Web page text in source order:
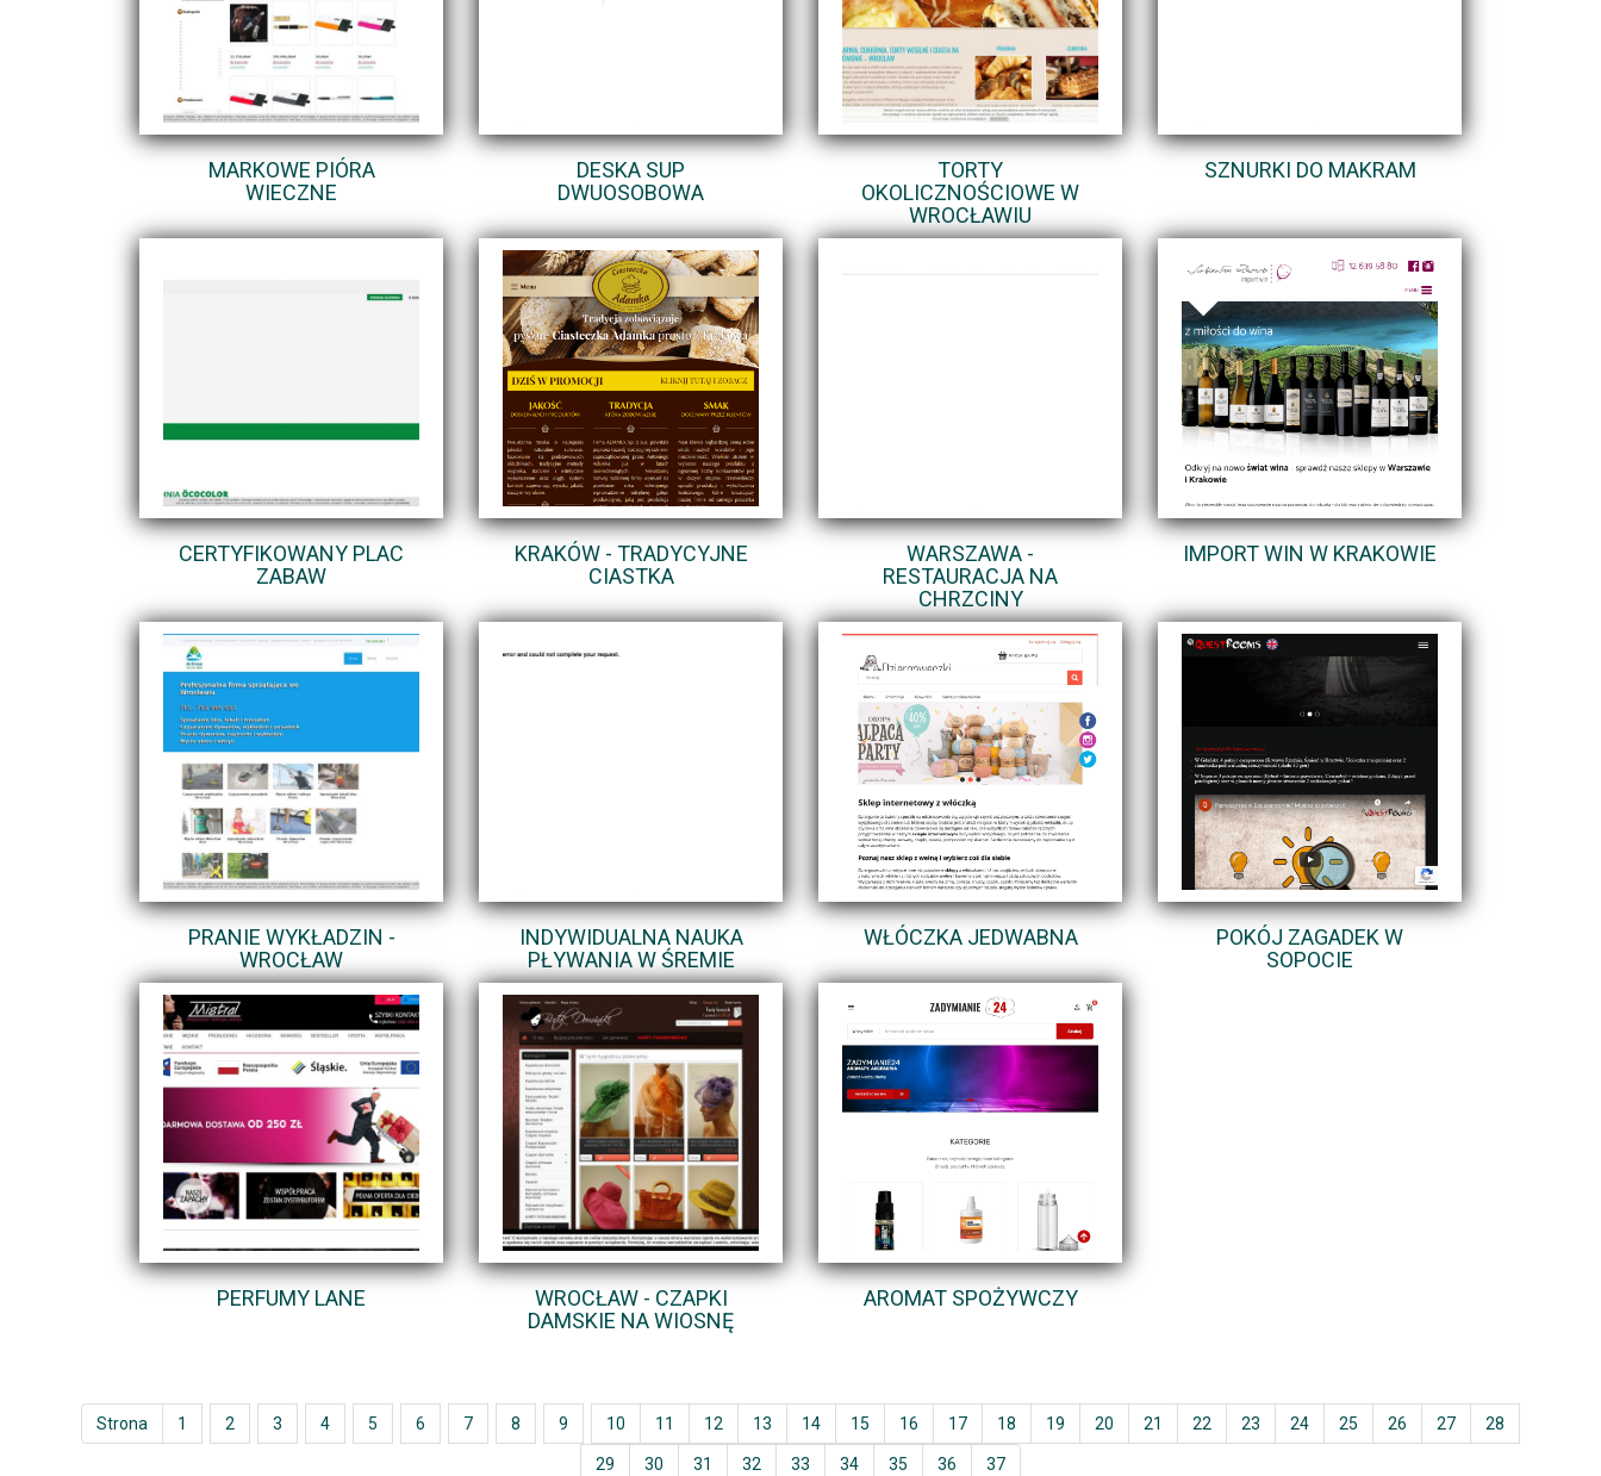
MARKOWE PIÓRA
WIECZNE
DESKA SUP
DWUOSOBOWA
TORTY
OKOLICZNOŚCIOWE W
WROCŁAWIU
SZNURKI DO MAKRAM
CERTYFIKOWANY PLAC
ZABAW
KRAKÓW - TRADYCYJNE
CIASTKA
WARSZAWA -
RESTAURACJA NA
CHRZCINY
IMPORT WIN W KRAKOWIE
PRANIE WYKŁADZIN -
WROCŁAW
INDYWIDUALNA NAUKA
PŁYWANIA W ŚREMIE
WŁÓCZKA JEDWABNA
POKÓJ ZAGADEK W
SOPOCIE
PERFUMY LANE
WROCŁAW - CZAPKI
DAMSKIE NA WIOSNĘ
AROMAT SPOŻYWCZY
Strona 1 2 3 4 5 6 7 8 9 10 11 12 13 14 15 16 17 18 19 20 21 22 23 24 25 26 27 28
29 30 31 32 33 34 35 36 37